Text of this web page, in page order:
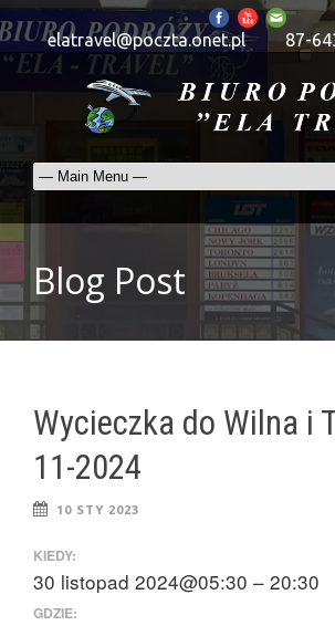
elatravel@poczta.onet.pl 87-
Blog Post
Wycieczka do Wilna i
11-2024
10 STY 2023
KIEDY:
30 listopad 2024@05:30 – 20:30
GDZIE: